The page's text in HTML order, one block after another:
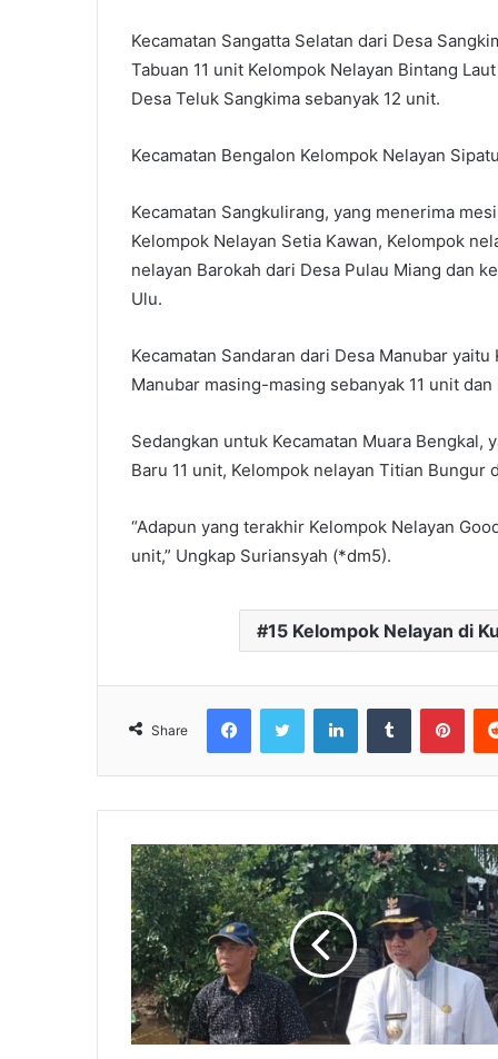
Kecamatan Sangatta Selatan dari Desa
Tabuan 11 unit Kelompok Nelayan Bintang
Desa Teluk Sangkima sebanyak 12 unit.
Kecamatan Bengalon Kelompok Nelayan
Kecamatan Sangkulirang, yang menerima
Kelompok Nelayan Setia Kawan, Kelompok
nelayan Barokah dari Desa Pulau Miang dan
Ulu.
Kecamatan Sandaran dari Desa Manubar
Manubar masing-masing sebanyak 11 unit
Sedangkan untuk Kecamatan Muara Bengkal,
Baru 11 unit, Kelompok nelayan Titian Bungur
“Adapun yang terakhir Kelompok Nelayan
unit,” Ungkap Suriansyah (*dm5).
15 Kelompok Nelayan di
Share